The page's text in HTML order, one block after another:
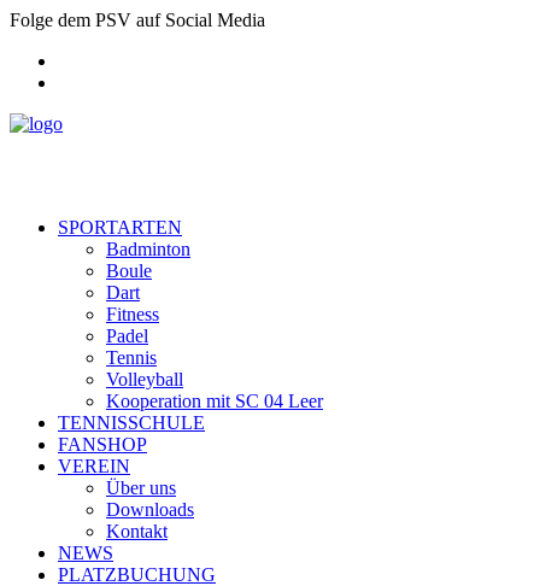
Folge dem PSV auf Social Media
SPORTARTEN
Badminton
Boule
Dart
Fitness
Padel
Tennis
Volleyball
Kooperation mit SC 04 Leer
TENNISSCHULE
FANSHOP
VEREIN
Über uns
Downloads
Kontakt
NEWS
PLATZBUCHUNG